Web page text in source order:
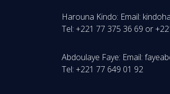
Harouna Kindo: Email:
Tel: +221 77 375 36 69 or
Abdoulaye Faye: Email:
Tel: +221 77 649 01 92